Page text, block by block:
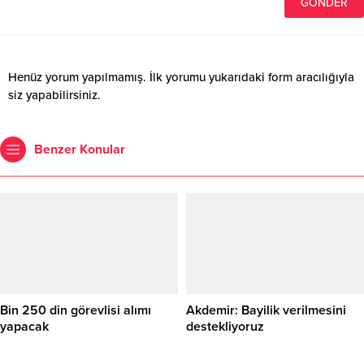
Henüz yorum yapılmamış. İlk yorumu yukarıdaki form aracılığıyla
siz yapabilirsiniz.
Benzer Konular
Bin 250 din görevlisi alımı
yapacak
Akdemir: Bayilik verilmesini
destekliyoruz